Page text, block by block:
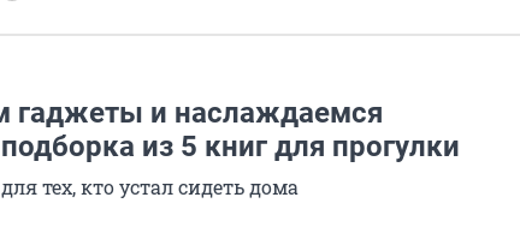
гаджеты и наслаждаемся
из 5 книг для прогулки
тех, кто устал сидеть дома